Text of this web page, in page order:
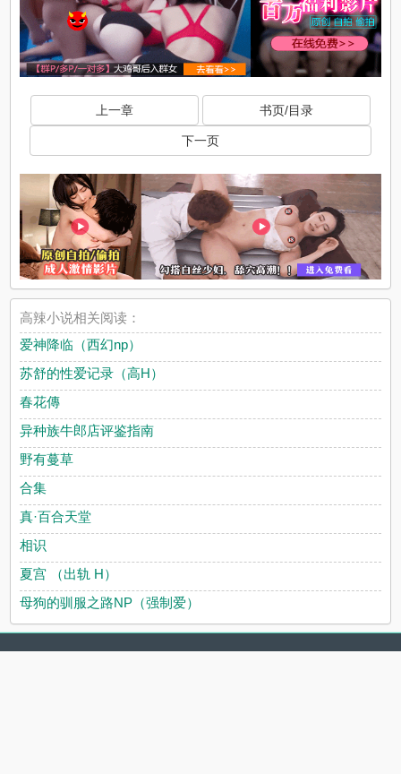
上一章 书页/目录
下一页
高辣小说相关阅读：
爱神降临（西幻np）
苏舒的性爱记录（高H）
春花傳
异种族牛郎店评鉴指南
野有蔓草
合集
真·百合天堂
相识
夏宫 （出轨 H）
母狗的驯服之路NP（强制爱）